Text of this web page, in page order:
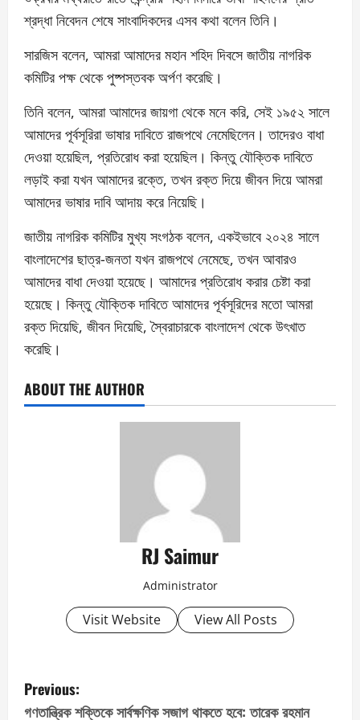
শ্রদ্ধা নিবেদন শেষে সাংবাদিকদের এসব কথা বলেন তিনি।
সারজিস বলেন, আমরা আমাদের মহান শহিদ দিবসে জাতীয় নাগরিক
কমিটির পক্ষ থেকে পুষ্পস্তবক অর্পণ করেছি।
তিনি বলেন, আমরা আমাদের জায়গা থেকে মনে করি, সেই ১৯৫২ সালে
আমাদের পূর্বসূরিরা ভাষার দাবিতে রাজপথে নেমেছিলেন। তাদেরও বাধা
দেওয়া হয়েছিল, প্রতিরোধ করা হয়েছিল। কিন্তু যৌক্তিক দাবিতে
লড়াই করা যখন আমাদের রক্তে, তখন রক্ত দিয়ে জীবন দিয়ে আমরা
আমাদের ভাষার দাবি আদায় করে নিয়েছি।
জাতীয় নাগরিক কমিটির মুখ্য সংগঠক বলেন, একইভাবে ২০২৪ সালে
বাংলাদেশের ছাত্র-জনতা যখন রাজপথে নেমেছে, তখন আবারও
আমাদের বাধা দেওয়া হয়েছে। আমাদের প্রতিরোধ করার চেষ্টা করা
হয়েছে। কিন্তু যৌক্তিক দাবিতে আমাদের পূর্বসূরিদের মতো আমরা
রক্ত দিয়েছি, জীবন দিয়েছি, স্বৈরাচারকে বাংলাদেশ থেকে উৎখাত
করেছি।
ABOUT THE AUTHOR
RJ Saimur
Administrator
Visit Website View All Posts
P
Previous:
গণতান্ত্রিক শক্তিকে সার্বক্ষণিক সজাগ থাকতে হবে: তারেক রহমান